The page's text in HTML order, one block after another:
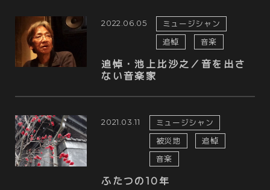
2022.06.05
ミュージシャン
追悼
音楽
追悼・池上比沙之／音を出さ
ない音楽家
2021.03.11
ミュージシャン
被災地
追悼
音楽
ふたつの10年